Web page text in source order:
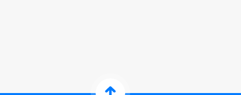
ELIPS IŞIKLI